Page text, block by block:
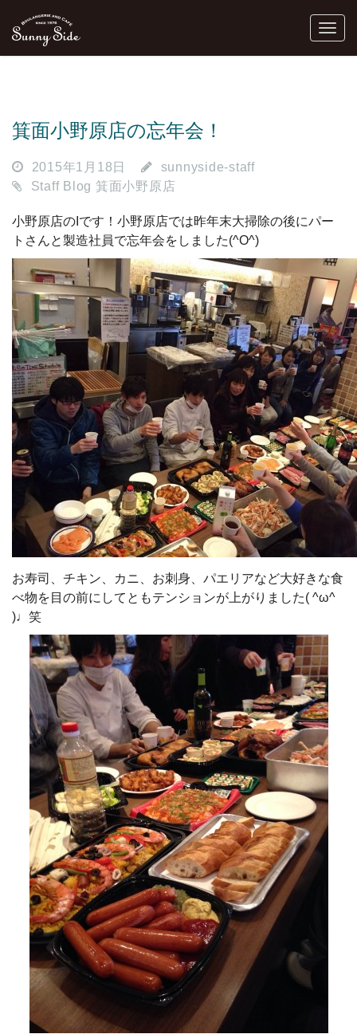
箕面小野原店の忘年会！
2015年1月18日
sunnyside-staff
Staff Blog 箕面小野原店
小野原店のIです！小野原店では昨年末大掃除の後にパー
トさんと製造社員で忘年会をしました(^O^)
お寿司、チキン、カニ、お刺身、パエリアなど大好きな食
べ物を目の前にしてともテンションが上がりました( ^ω^
)♩笑